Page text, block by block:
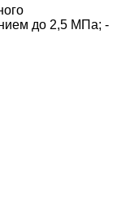
до 2,5 МПа; -